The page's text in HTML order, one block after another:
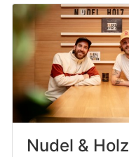
Nudel & Holz